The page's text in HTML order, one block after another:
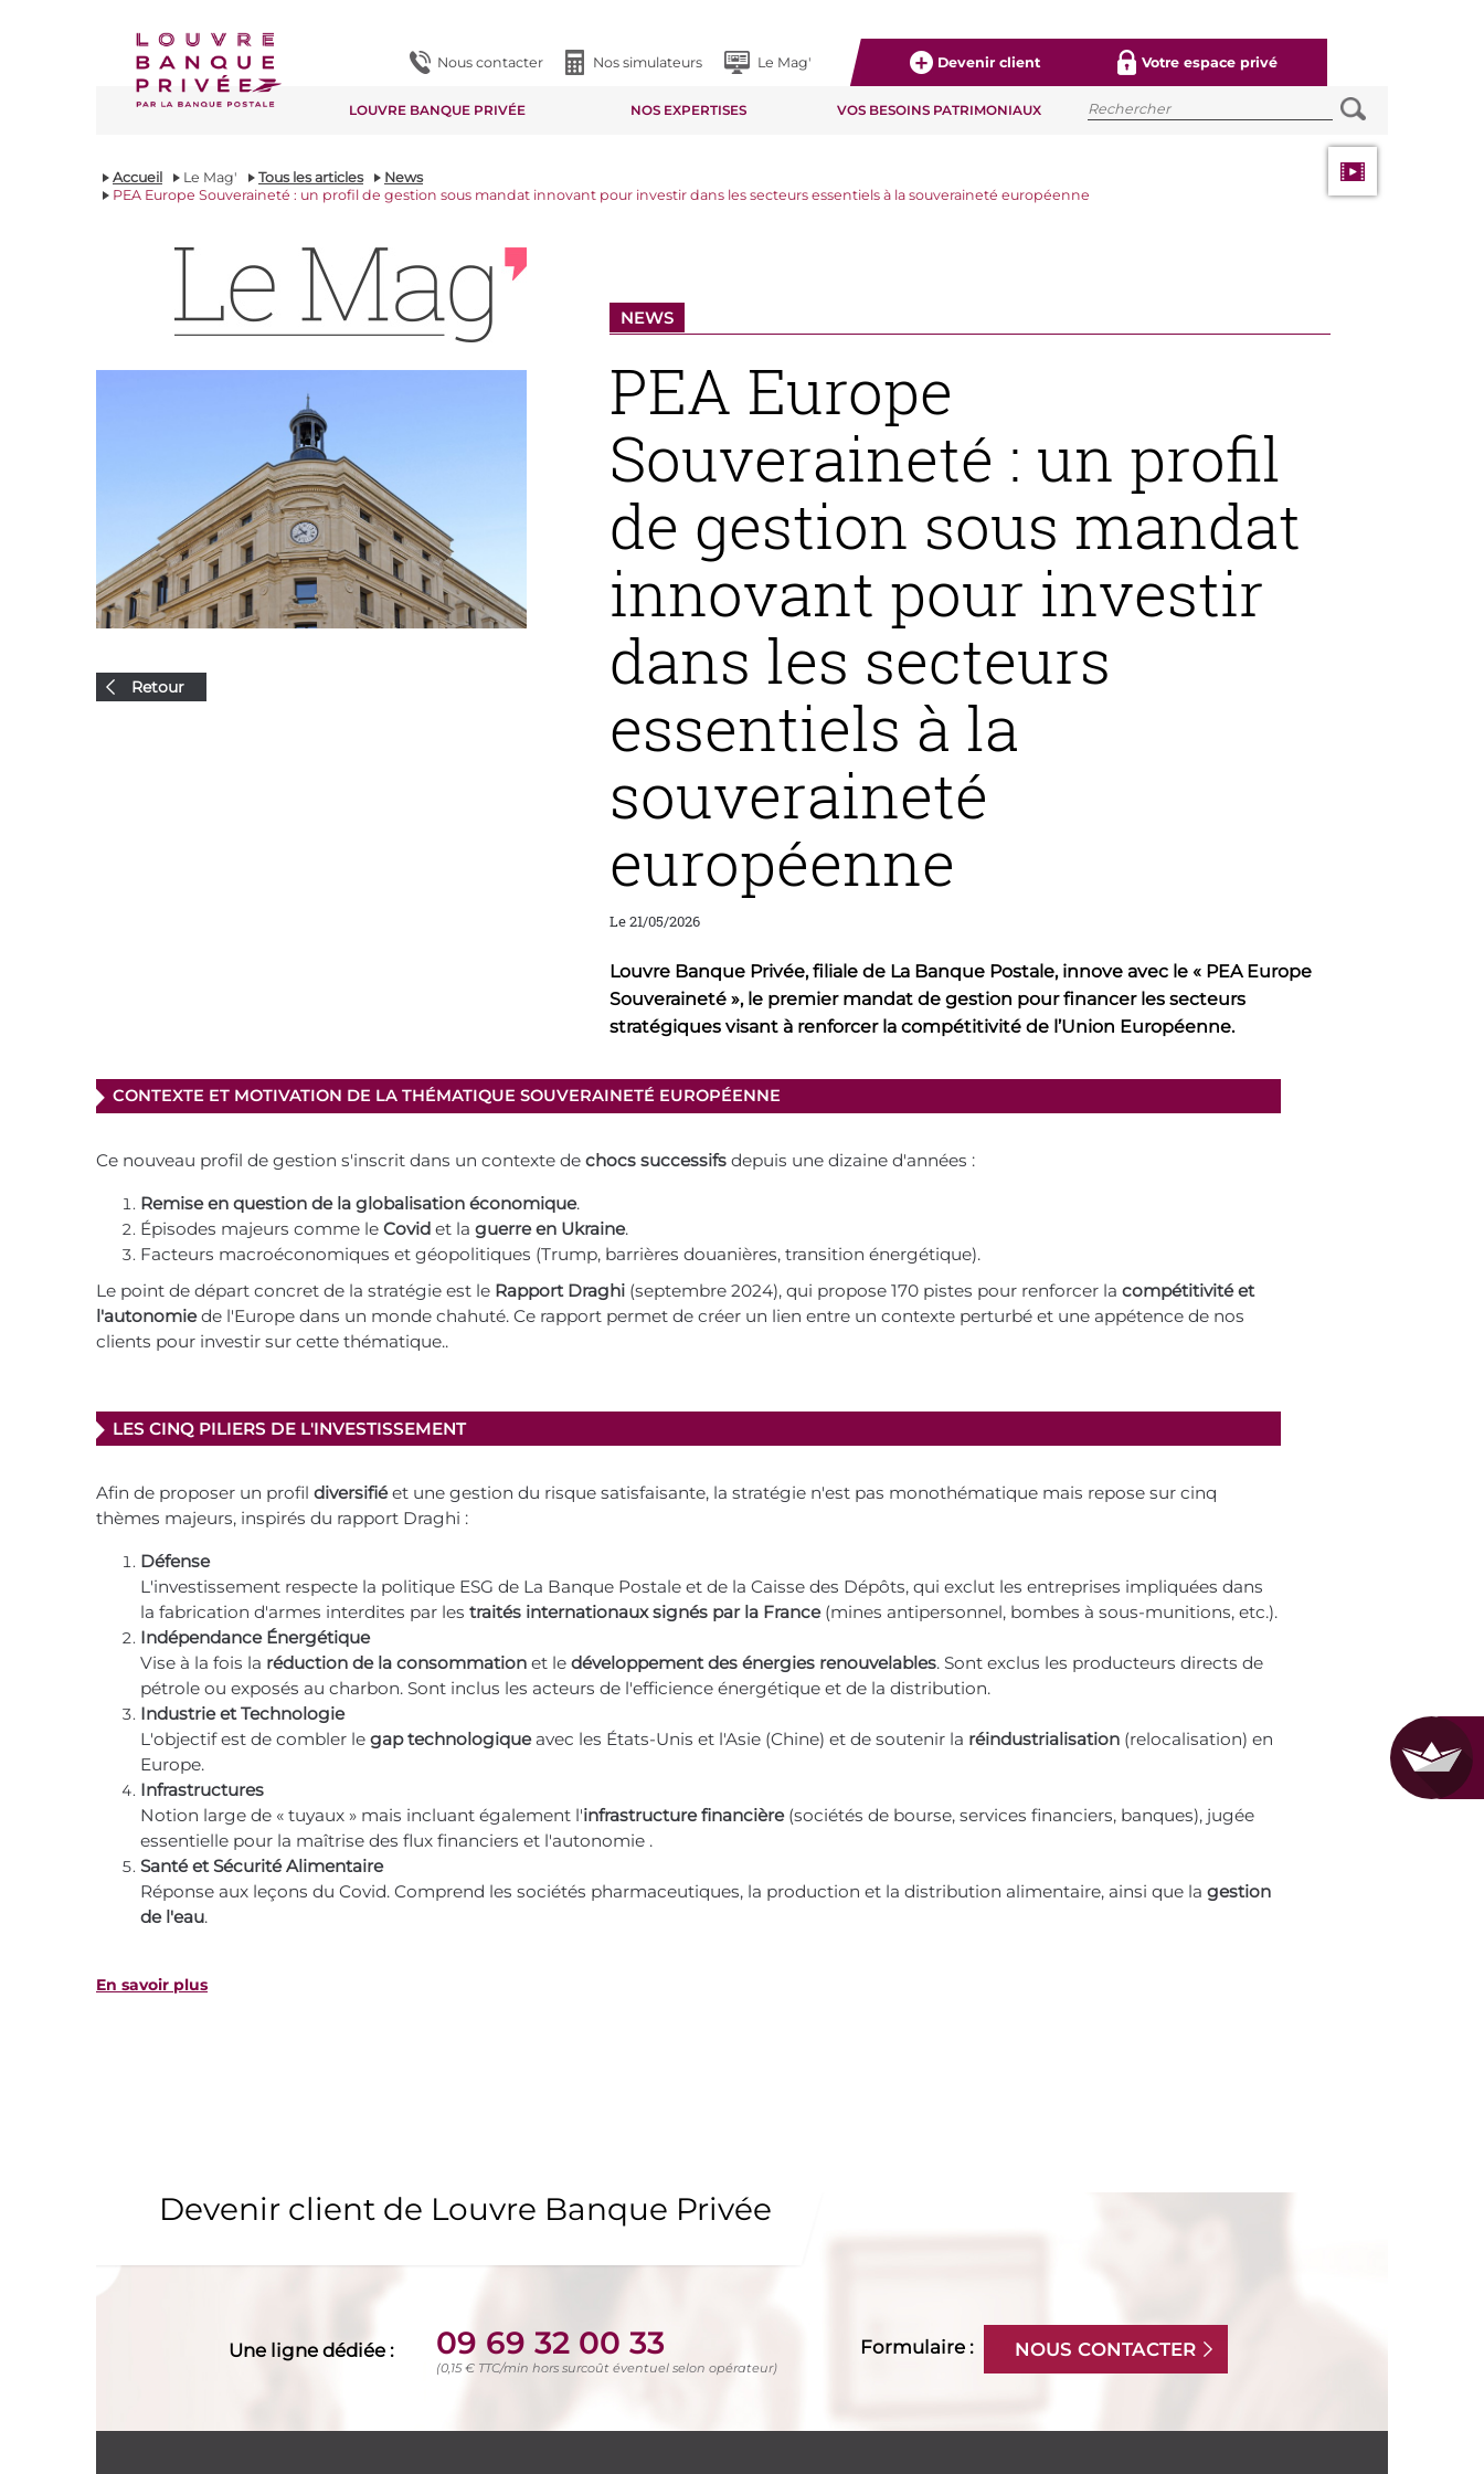
Nous contacter Nos simulateurs Le Mag' Devenir client Votre espace privé
LOUVRE BANQUE PRIVÉE NOS EXPERTISES VOS BESOINS PATRIMONIAUX
Accueil Le Mag' Tous les articles
News
PEA Europe Souveraineté : un profil de gestion sous mandat innovant pour investir dans les secteurs essentiels à la souveraineté européenne
Retour
NEWS
PEA Europe
Souveraineté : un profil
de gestion sous mandat
innovant pour investir
dans les secteurs
essentiels à la
souveraineté
européenne
Le 21/05/2026
Louvre Banque Privée, filiale de La Banque Postale, innove avec le « PEA Europe
Souveraineté », le premier mandat de gestion pour financer les secteurs
stratégiques visant à renforcer la compétitivité de l’Union Européenne.
CONTEXTE ET MOTIVATION DE LA THÉMATIQUE SOUVERAINETÉ EUROPÉENNE
Ce nouveau profil de gestion s'inscrit dans un contexte de chocs successifs depuis une dizaine d'années :
Remise en question de la globalisation économique.
Épisodes majeurs comme le Covid et la guerre en Ukraine.
Facteurs macroéconomiques et géopolitiques (Trump, barrières douanières, transition énergétique).
Le point de départ concret de la stratégie est le Rapport Draghi (septembre 2024), qui propose 170 pistes pour renforcer la compétitivité et
l'autonomiede l'Europe dans un monde chahuté. Ce rapport permet de créer un lien entre un contexte perturbé et une appétence de nos
clients pour investir sur cette thématique..
LES CINQ PILIERS DE L'INVESTISSEMENT
Afin de proposer un profil diversifiéet une gestion du risque satisfaisante, la stratégie n'est pas monothématique mais repose sur cinq
thèmes majeurs, inspirés du rapport Draghi :
Défense
L'investissement respecte la politique ESG de La Banque Postale et de la Caisse des Dépôts, qui exclut les entreprises impliquées dans
la fabrication d'armes interdites par les traités internationaux signés par la France(mines antipersonnel, bombes à sous-munitions, etc.).
Indépendance Énergétique
Vise à la fois la réduction de la consommation et le développement des énergies renouvelables. Sont exclus les producteurs directs de
pétrole ou exposés au charbon. Sont inclus les acteurs de l'efficience énergétique et de la distribution.
Industrie et Technologie
L'objectif est de combler le gap technologiqueavec les États-Unis et l'Asie (Chine) et de soutenir la réindustrialisation (relocalisation) en
Europe.
Infrastructures
Notion large de « tuyaux » mais incluant également l'infrastructure financière(sociétés de bourse, services financiers, banques), jugée
essentielle pour la maîtrise des flux financiers et l'autonomie .
Santé et Sécurité Alimentaire
Réponse aux leçons du Covid. Comprend les sociétés pharmaceutiques, la production et la distribution alimentaire, ainsi que la gestion
de l'eau.
En savoir plus
Devenir client de Louvre Banque Privée
Une ligne dédiée : 09 69 32 00 33
(0,15 € TTC/min hors surcoût éventuel selon opérateur)
Formulaire : NOUS CONTACTER